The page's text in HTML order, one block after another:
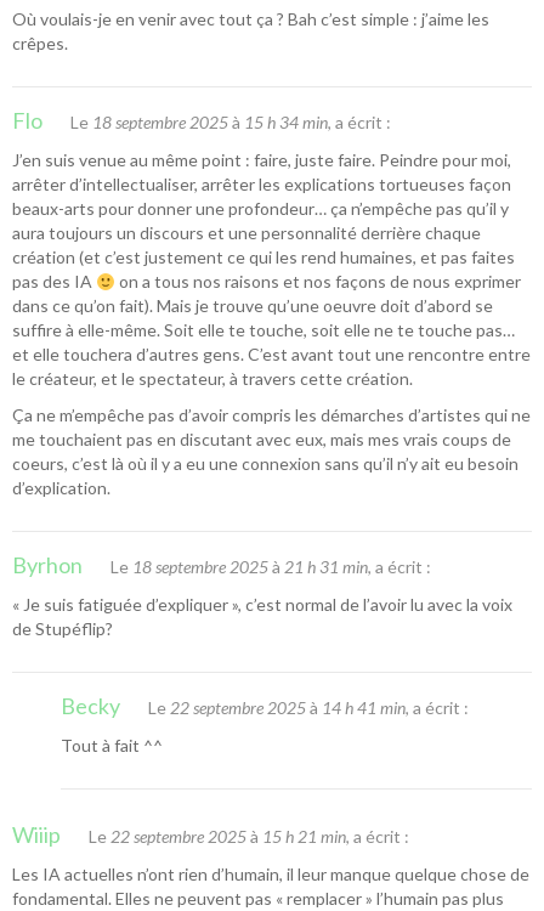
Où voulais-je en venir avec tout ça ? Bah c’est simple : j’aime les
crêpes.
Flo Le 18 septembre 2025à 15 h 34 min, a écrit :
J’en suis venue au même point : faire, juste faire. Peindre pour moi,
arrêter d’intellectualiser, arrêter les explications tortueuses façon
beaux-arts pour donner une profondeur… ça n’empêche pas qu’il y
aura toujours un discours et une personnalité derrière chaque
création (et c’est justement ce qui les rend humaines, et pas faites
pas des IA
on a tous nos raisons et nos façons de nous exprimer
dans ce qu’on fait). Mais je trouve qu’une oeuvre doit d’abord se
suffire à elle-même. Soit elle te touche, soit elle ne te touche pas…
et elle touchera d’autres gens. C’est avant tout une rencontre entre
le créateur, et le spectateur, à travers cette création.
Ça ne m’empêche pas d’avoir compris les démarches d’artistes qui ne
me touchaient pas en discutant avec eux, mais mes vrais coups de
coeurs, c’est là où il y a eu une connexion sans qu’il n’y ait eu besoin
d’explication.
Byrhon Le 18 septembre 2025à 21 h 31 min, a écrit :
« Je suis fatiguée d’expliquer », c’est normal de l’avoir lu avec la voix
de Stupéflip?
Becky Le 22 septembre 2025à 14 h 41 min, a écrit :
Tout à fait ^^
Wiiip Le 22 septembre 2025à 15 h 21 min, a écrit :
Les IA actuelles n’ont rien d’humain, il leur manque quelque chose de
fondamental. Elles ne peuvent pas « remplacer » l’humain pas plus